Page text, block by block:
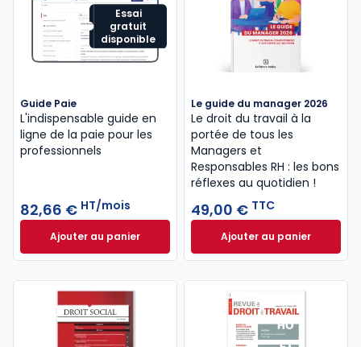
Essai
gratuit
disponible
Guide Paie
L'indispensable guide en
ligne de la paie pour les
professionnels
82,66 € HT/mois
Ajouter au panierGuide Paie à 82,66 € HT/mois
Le guide du manager 2026
Le droit du travail à la
portée de tous les
Managers et
Responsables RH : les bons
réflexes au quotidien !
49,00 € TTC
Ajouter au panier
Le guide du